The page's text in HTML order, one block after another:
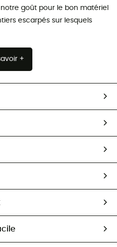
goût pour le bon matériel
escarpés sur lesquels
+